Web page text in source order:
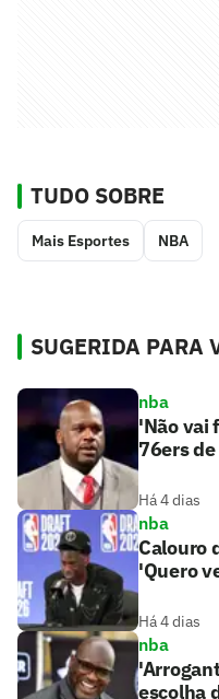
TUDO SOBRE
Mais Esportes NBA
SUGERIDA PARA
nba
'Não vai
76ers
Há 4 dias
nba
Calouro
'Quero
Há 4 dias
nba
escolha